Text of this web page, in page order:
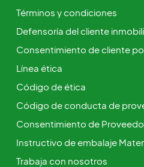
Términos y condiciones
Defensoría del cliente
Consentimiento de cliente
Línea ética
Código de ética
Código de conducta de
Consentimiento de
Instructivo de embalaje
Trabaja con nosotros